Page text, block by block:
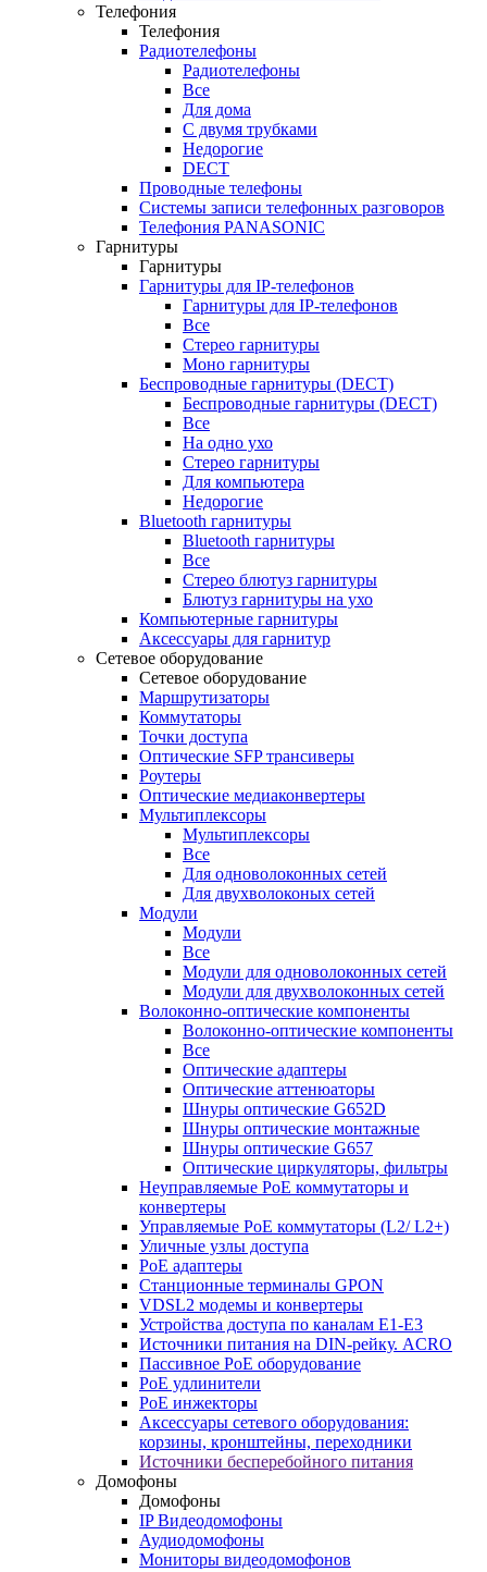
Телефония
Телефония
Радиотелефоны
Радиотелефоны
Все
Для дома
С двумя трубками
Недорогие
DECT
Проводные телефоны
Системы записи телефонных разговоров
Телефония PANASONIC
Гарнитуры
Гарнитуры
Гарнитуры для IP-телефонов
Гарнитуры для IP-телефонов
Все
Стерео гарнитуры
Моно гарнитуры
Беспроводные гарнитуры (DECT)
Беспроводные гарнитуры (DECT)
Все
На одно ухо
Стерео гарнитуры
Для компьютера
Недорогие
Bluetooth гарнитуры
Bluetooth гарнитуры
Все
Стерео блютуз гарнитуры
Блютуз гарнитуры на ухо
Компьютерные гарнитуры
Аксессуары для гарнитур
Сетевое оборудование
Сетевое оборудование
Маршрутизаторы
Коммутаторы
Точки доступа
Оптические SFP трансиверы
Роутеры
Оптические медиаконвертеры
Мультиплексоры
Мультиплексоры
Все
Для одноволоконных сетей
Для двухволоконых сетей
Модули
Модули
Все
Модули для одноволоконных сетей
Модули для двухволоконных сетей
Волоконно-оптические компоненты
Волоконно-оптические компоненты
Все
Оптические адаптеры
Оптические аттенюаторы
Шнуры оптические G652D
Шнуры оптические монтажные
Шнуры оптические G657
Оптические циркуляторы, фильтры
Неуправляемые PoE коммутаторы и
конвертеры
Управляемые PoE коммутаторы (L2/ L2+)
Уличные узлы доступа
PoE адаптеры
Станционные терминалы GPON
VDSL2 модемы и конвертеры
Устройства доступа по каналам E1-E3
Источники питания на DIN-рейку. ACRO
Пассивное PoE оборудование
PoE удлинители
PoE инжекторы
Аксессуары сетевого оборудования:
корзины, кронштейны, переходники
Источники бесперебойного питания
Домофоны
Домофоны
IP Видеодомофоны
Аудиодомофоны
Мониторы видеодомофонов